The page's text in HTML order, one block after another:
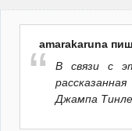
amarakaruna
В связи с
Джампа